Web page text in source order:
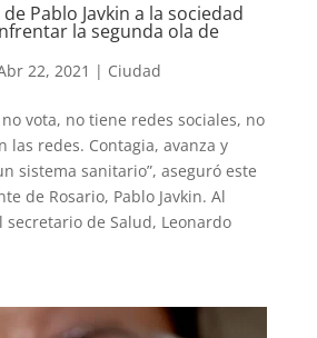
Pablo Javkin a la sociedad
la segunda ola de
22, 2021 | Ciudad
vota, no tiene redes sociales, no
las redes. Contagia, avanza y
sistema sanitario”, aseguró este
de Rosario, Pablo Javkin. Al
de Salud, Leonardo